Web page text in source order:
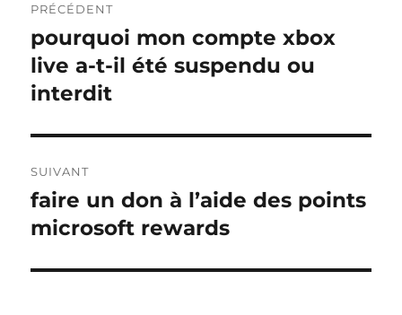
de
l’article
PRÉCÉDENT
Publication
précédente :
pourquoi mon compte xbox
live a-t-il été suspendu ou
interdit
SUIVANT
Publication
suivante :
faire un don à l’aide des points
microsoft rewards